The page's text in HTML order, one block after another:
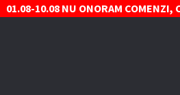
01.08-10.08 NU ONORAM COMENZI,